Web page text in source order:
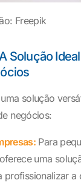
Freepik
Solução
solução
negócios:
Para
uma
profissionalizar a